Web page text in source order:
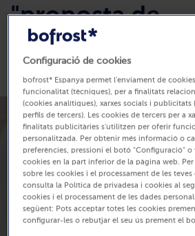
"proposta de
@cocinalover"
Configuració de cookies
bofrost* Espanya permet l'enviament de
funcionalitat (tècniques), per a finalitats
(cookies analítiques), xarxes socials i publicitats
perfils de tercers). Les cookies de tercers per a
finalitats publicitàries s'utilitzen per oferir
personalitzada. Per obtenir més informació o
preferències, pressioni el botó "Configuració"
cookies en la part inferior de la pàgina web.
sobre les cookies i el processament de les teves
consulta la Política de privadesa i cookies al
cookies i el processament de les dades
següent: Pots acceptar totes les cookies
configurar-les o rebutjar el seu ús prement el